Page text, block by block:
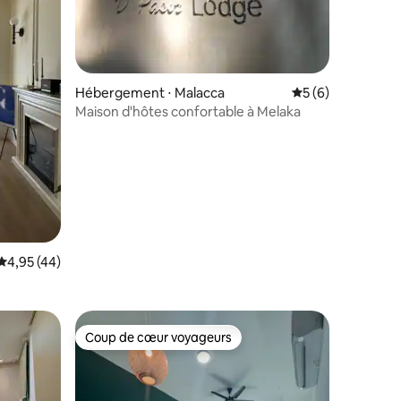
: 4,9 sur 5
moyenne sur la base de 44 commentaires : 4,95 sur 5
4,95 (44)
Hébergement ⋅ Malacca Évaluation
5 (6)
Maison d'hôtes confortable à Melaka
Coup de cœur voyageurs
Coup de cœur voyageurs